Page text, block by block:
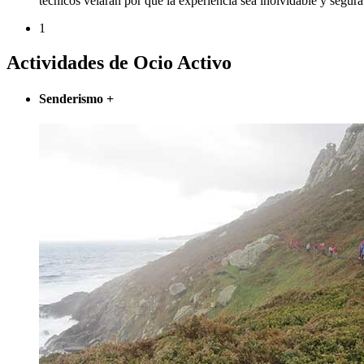
1
Actividades de Ocio Activo
Senderismo +